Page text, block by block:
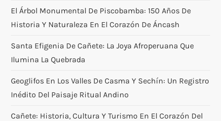
El Árbol Monumental De Piscobamba: 150 Años De
Historia Y Naturaleza En El Corazón De Áncash
Santa Efigenia De Cañete: La Joya Afroperuana Que
Ilumina La Quebrada
Geoglifos En Los Valles De Casma Y Sechín: Un Registro
Inédito Del Paisaje Ritual Andino
Cañete: Historia, Cultura Y Turismo En El Corazón Del